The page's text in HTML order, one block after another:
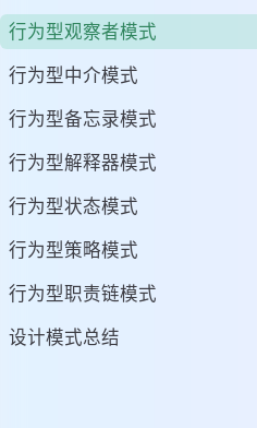
行为型观察者模式
行为型中介模式
行为型备忘录模式
行为型解释器模式
行为型状态模式
行为型策略模式
行为型职责链模式
设计模式总结